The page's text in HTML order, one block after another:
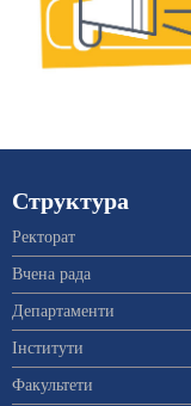
Структура
Ректорат
Вчена рада
Департаменти
Інститути
Факультети